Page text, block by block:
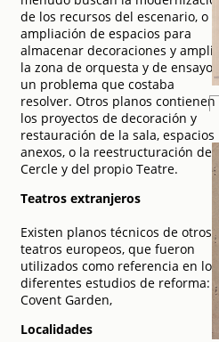
de los recursos del escenario, o la
ampliación de espacios para
almacenar decoraciones y ampliar
la zona de orquesta y de ensayos,
un problema que costaba
resolver. Otros planos contienen
los proyectos de decoración y
restauración de la sala, espacios
anexos, o la reestructuración del
Cercle y del propio Teatre.
Teatros extranjeros
Existen planos técnicos de otros
teatros europeos, que fueron
utilizados como referencia en los
diferentes estudios de reforma:
Covent Garden,
Localidades